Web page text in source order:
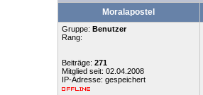
Moralapostel
Gruppe: Benutzer
Rang:
Beiträge: 271
Mitglied seit: 02.04.2008
IP-Adresse: gespeichert